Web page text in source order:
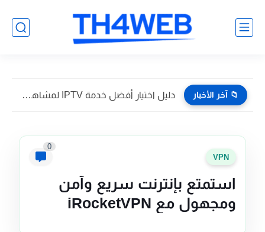
📁 آخر الأخبار دليل اختيار أفضل خدمة IPTV لمشاهدة القنوات بدون تقطيع
VPN
0
استمتع بإنترنت سريع وآمن
ومجهول مع iRocketVPN